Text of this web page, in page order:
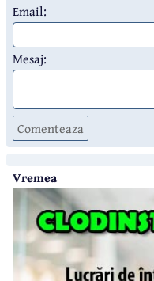
Email:
Mesaj:
Comenteaza
Vremea